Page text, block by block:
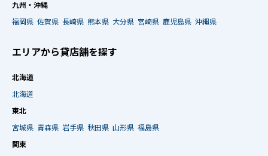
九州・沖縄
福岡県 佐賀県 長崎県 熊本県 大分県 宮崎県 鹿児島県 沖縄県
エリアから貸店舗を探す
北海道
北海道
東北
宮城県 青森県 岩手県 秋田県 山形県 福島県
関東